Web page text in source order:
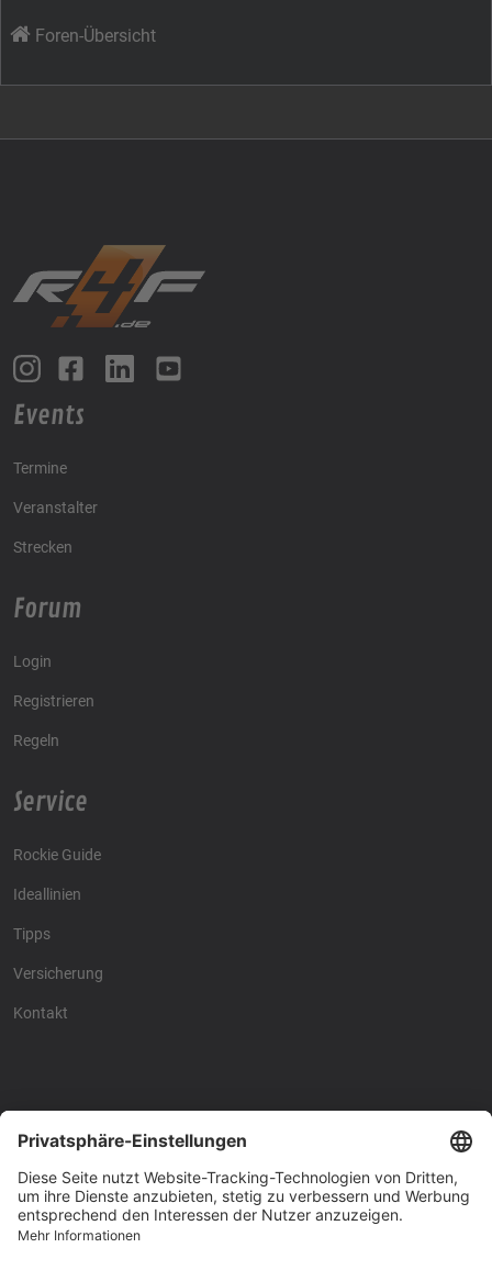
Foren-Übersicht
Events
Termine
Veranstalter
Strecken
Forum
Login
Registrieren
Regeln
Service
Rockie Guide
Ideallinien
Tipps
Versicherung
Kontakt
Racing4fun - Alles über
Racing4fun - Alles über